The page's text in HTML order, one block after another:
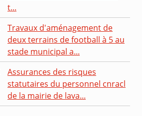
t...
Travaux d'aménagement de
deux terrains de football à 5 au
stade municipal a...
Assurances des risques
statutaires du personnel cnracl
de la mairie de lava...